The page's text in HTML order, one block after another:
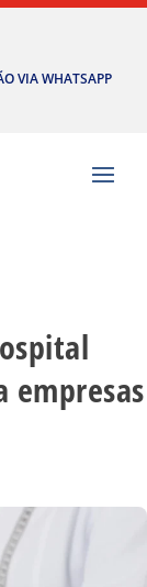
VIA WHATSAPP
empresas